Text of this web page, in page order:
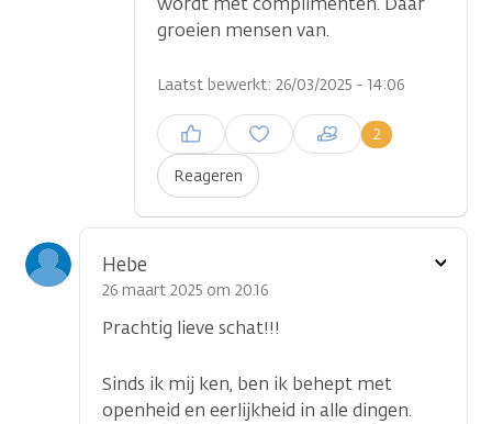
groeien mensen van.
Laatst bewerkt: 26/03/2025 - 14:06
Reageren
2
Inloggen om een reactie te
plaatsen
Hebe
26 maart 2025 om 20.16
Prachtig lieve schat!!!
Sinds ik mij ken, ben ik behept met
openheid en eerlijkheid in alle dingen.
Toon